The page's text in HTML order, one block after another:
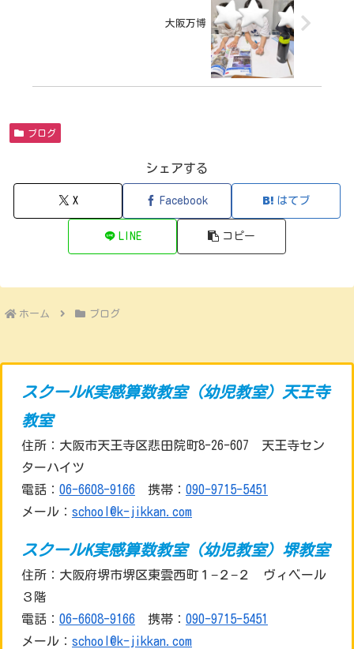
大阪万博
ブログ
シェアする
X Facebook はてブ
LINE コピー
ホーム ブログ
スクールK実感算数教室（幼児教室）天王寺
教室
住所：大阪市天王寺区悲田院町8-26-607 天王寺セン
ターハイツ
電話： 06-6608-9166 携帯： 090-9715-5451
メール： school@k-jikkan.com
スクールK実感算数教室（幼児教室）堺教室
住所：大阪府堺市堺区東雲西町１−２−２ ヴィベール
３階
電話： 06-6608-9166 携帯： 090-9715-5451
メール： school@k-jikkan.com